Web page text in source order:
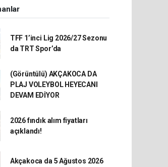
TFF 1’inci Lig 2026/27 Sezonu
da TRT Spor’da
(Görüntülü) AKÇAKOCA DA
PLAJ VOLEYBOL HEYECANI
DEVAM EDİYOR
2026 fındık alım fiyatları
açıklandı!
Akçakoca da 5 Ağustos 2026